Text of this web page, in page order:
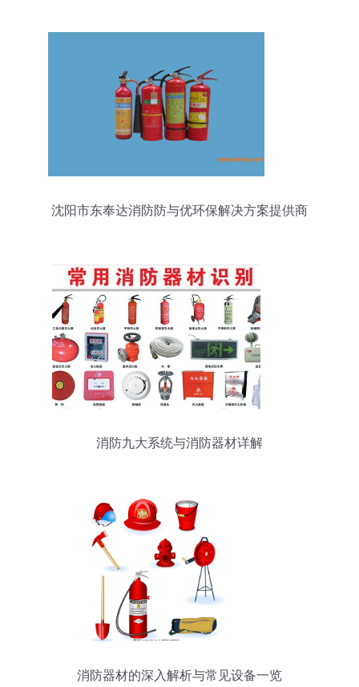
沈阳市东奉达消防防与优环保解决方案提供商
消防九大系统与消防器材详解
消防器材的深入解析与常见设备一览